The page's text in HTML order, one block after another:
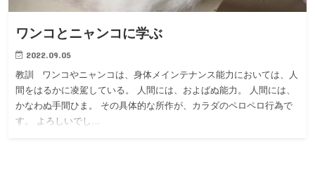
ワンコとニャンコに学ぶ
2022.09.05
教訓 ワンコやニャンコは、身体メインテナンス能力においては、人
間をはるかに凌駕している。 人間には、およばぬ能力。 人間には、
かなわぬ手間ひま。 その具体的な所作が、カラダのペロペロ行為で
す。 よろしいでし…